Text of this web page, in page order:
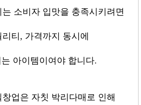
소비자 입맛을 충족시키려면
티 , 가격까지 동시에
아이템이여야 합니다.
업은 자칫 박리다매로 인해